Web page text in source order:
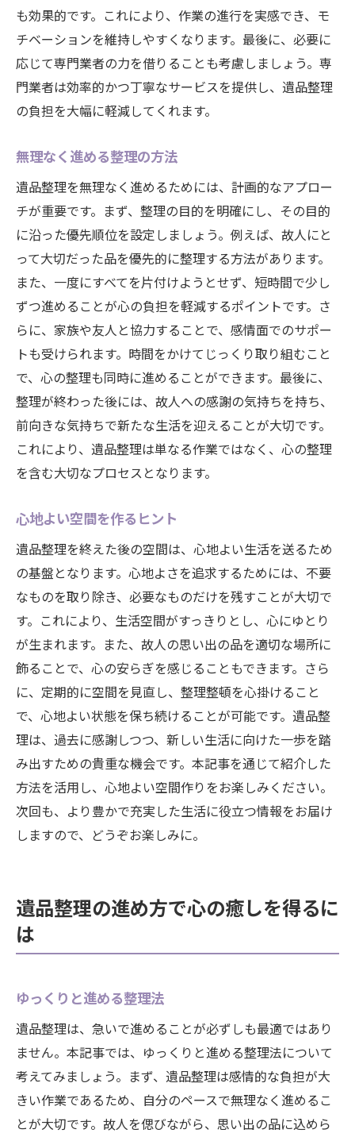
も効果的です。これにより、作業の進行を実感でき、モ
チベーションを維持しやすくなります。最後に、必要に
応じて専門業者の力を借りることも考慮しましょう。専
門業者は効率的かつ丁寧なサービスを提供し、遺品整理
の負担を大幅に軽減してくれます。
無理なく進める整理の方法
遺品整理を無理なく進めるためには、計画的なアプロー
チが重要です。まず、整理の目的を明確にし、その目的
に沿った優先順位を設定しましょう。例えば、故人にと
って大切だった品を優先的に整理する方法があります。
また、一度にすべてを片付けようとせず、短時間で少し
ずつ進めることが心の負担を軽減するポイントです。さ
らに、家族や友人と協力することで、感情面でのサポー
トも受けられます。時間をかけてじっくり取り組むこと
で、心の整理も同時に進めることができます。最後に、
整理が終わった後には、故人への感謝の気持ちを持ち、
前向きな気持ちで新たな生活を迎えることが大切です。
これにより、遺品整理は単なる作業ではなく、心の整理
を含む大切なプロセスとなります。
心地よい空間を作るヒント
遺品整理を終えた後の空間は、心地よい生活を送るため
の基盤となります。心地よさを追求するためには、不要
なものを取り除き、必要なものだけを残すことが大切で
す。これにより、生活空間がすっきりとし、心にゆとり
が生まれます。また、故人の思い出の品を適切な場所に
飾ることで、心の安らぎを感じることもできます。さら
に、定期的に空間を見直し、整理整頓を心掛けること
で、心地よい状態を保ち続けることが可能です。遺品整
理は、過去に感謝しつつ、新しい生活に向けた一歩を踏
み出すための貴重な機会です。本記事を通じて紹介した
方法を活用し、心地よい空間作りをお楽しみください。
次回も、より豊かで充実した生活に役立つ情報をお届け
しますので、どうぞお楽しみに。
遺品整理の進め方で心の癒しを得るに
は
ゆっくりと進める整理法
遺品整理は、急いで進めることが必ずしも最適ではあり
ません。本記事では、ゆっくりと進める整理法について
考えてみましょう。まず、遺品整理は感情的な負担が大
きい作業であるため、自分のペースで無理なく進めるこ
とが大切です。故人を偲びながら、思い出の品に込めら